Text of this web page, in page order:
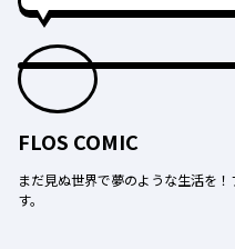
FLOS COMIC
まだ見ぬ世界で夢のような生活を
す。